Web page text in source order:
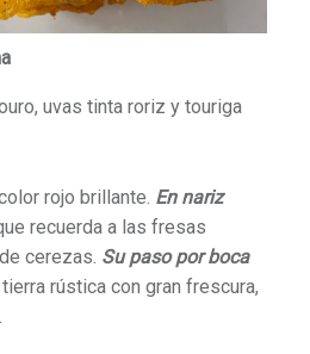
uvas tinta roriz y touriga
rojo brillante. En nariz
recuerda a las fresas
cerezas. Su paso por boca
rústica con gran frescura,